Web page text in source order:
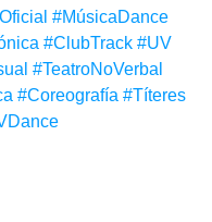
#MúsicaDance
#ClubTrack #UV
#TeatroNoVerbal
#Coreografía #Títeres